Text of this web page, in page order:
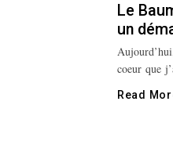
Le
un
coeur que
Read